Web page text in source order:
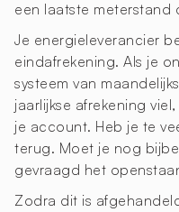
een laatste meterstand
Je energieleverancier
eindafrekening. Als je
systeem van
jaarlijkse afrekening
je account. Heb je te
terug. Moet je nog
gevraagd het
Zodra dit is